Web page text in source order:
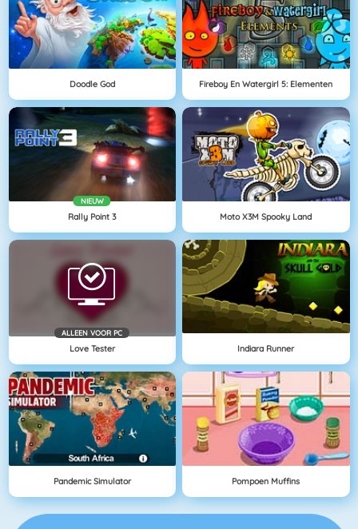
Doodle God Fireboy En Watergirl 5: Elementen
NIEUW
Rally Point 3 Moto X3M Spooky Land
ALLEEN VOOR PC
Love Tester Indiara Runner
Pandemic Simulator Pompoen Muffins